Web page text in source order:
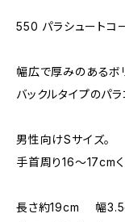
550 パラシュートコ
幅広で厚みのあるボ
バックルタイプのパラ
男性向けSサイズ。
手首周り16〜17cmく
長さ約19cm 幅